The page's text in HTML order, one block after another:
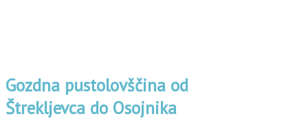
Gozdna pustolovščina od
Štrekljevca do Osojnika